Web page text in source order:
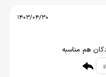
1403/04/30
هم مناسبه